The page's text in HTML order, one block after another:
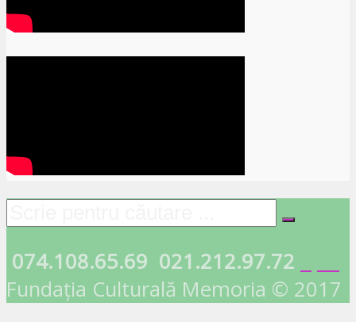
074.108.65.69 021.212.97.72
Fundația Culturală Memoria © 2017